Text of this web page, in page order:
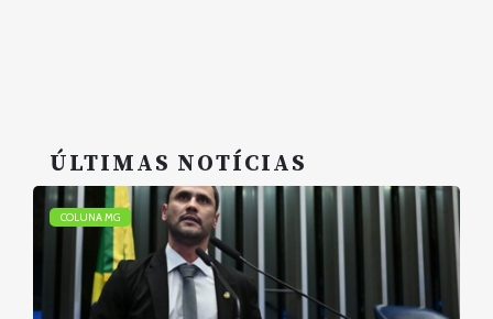
ÚLTIMAS NOTÍCIAS
COLUNA MG